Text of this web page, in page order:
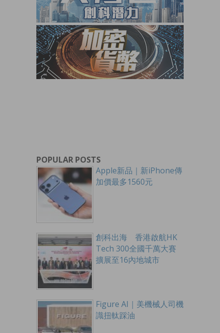
POPULAR POSTS
Apple新品｜新iPhone傳
加價最多1560元
創科出海 香港啟航HK
Tech 300全國千萬大賽
擴展至16內地城市
Figure AI｜美機械人司機
識扭軚踩油